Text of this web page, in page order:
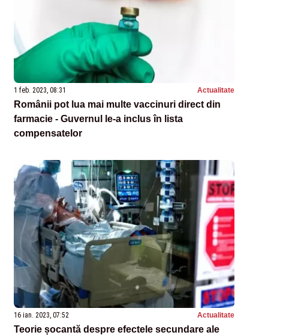
1 feb. 2023, 08:31 Actualitate
Românii pot lua mai multe vaccinuri direct din
farmacie - Guvernul le-a inclus în lista
compensatelor
16 ian. 2023, 07:52 Actualitate
Teorie șocantă despre efectele secundare ale